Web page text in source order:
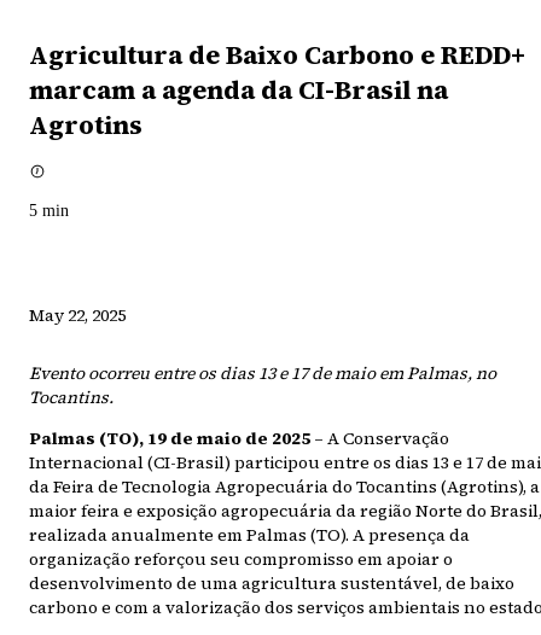
Agricultura de Baixo Carbono e REDD+
marcam a agenda da CI-Brasil na
Agrotins
5 min
May 22, 2025
Evento ocorreu entre os dias 13 e 17 de maio em Palmas, no
Tocantins.
Palmas (TO), 19 de maio de 2025 – A Conservação
Internacional (CI-Brasil) participou entre os dias 13 e 17 de
da Feira de Tecnologia Agropecuária do Tocantins (Agrotins), a
maior feira e exposição agropecuária da região Norte do Brasil,
realizada anualmente em Palmas (TO). A presença da
organização reforçou seu compromisso em apoiar o
desenvolvimento de uma agricultura sustentável, de baixo
carbono e com a valorização dos serviços ambientais no